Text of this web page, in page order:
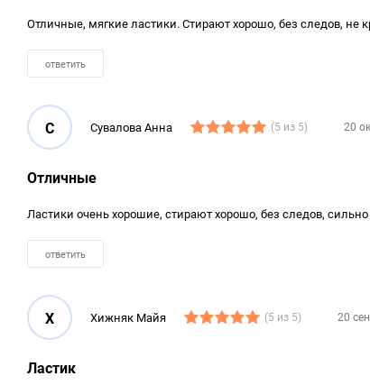
Отличные, мягкие ластики. Стирают хорошо, без следов, не
ответить
С Сувалова Анна (5 из 5) 20
Отличные
Ластики очень хорошие, стирают хорошо, без следов,
ответить
Х Хижняк Майя (5 из 5) 20
Ластик